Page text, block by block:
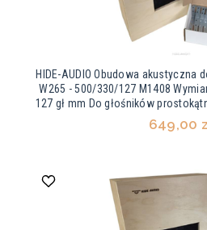
HIDE-AUDIO Obudowa akustyczna
W265 - 500/330/127 M1408
127 gł mm Do głośników
649,00